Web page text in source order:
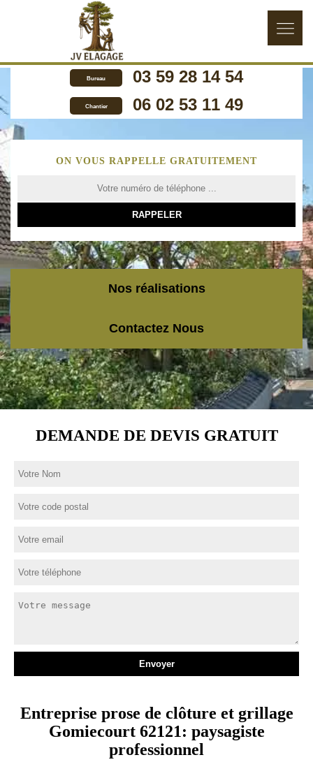
Bureau 03 59 28 14 54
Chantier 06 02 53 11 49
ON VOUS RAPPELLE GRATUITEMENT
Nos réalisations
Contactez Nous
DEMANDE DE DEVIS GRATUIT
Entreprise prose de clôture et grillage
Gomiecourt 62121: paysagiste
professionnel